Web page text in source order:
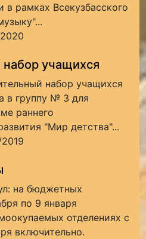
в рамках Всекузбасского
учащихся
набор учащихся
в группу № 3 для
раннего
"Мир детства"...
на бюджетных
по 9 января
отделениях с
включительно.